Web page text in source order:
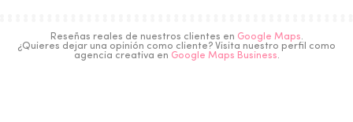
Reseñas reales de nuestros clientes en Google Maps.
¿Quieres dejar una opinión como cliente? Visita nuestro perfil como
agencia creativa en Google Maps Business.